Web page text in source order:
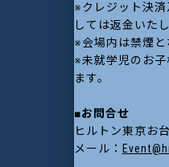
※クレジット決
しては返金いた
※会場内は禁煙と
※未就学児のお
ます。
■お問合せ
ヒルトン東京お
メール：